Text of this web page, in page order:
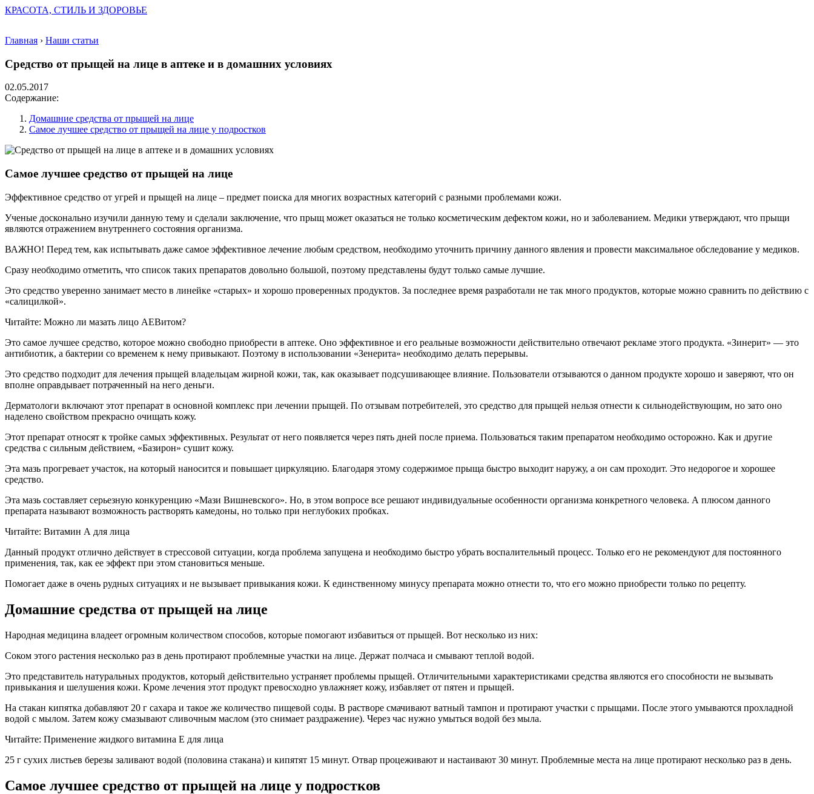
КРАСОТА, СТИЛЬ И ЗДОРОВЬЕ
Главная › Наши статьи
Средство от прыщей на лице в аптеке и в домашних условиях
02.05.2017
Содержание:
Домашние средства от прыщей на лице
Самое лучшее средство от прыщей на лице у подростков
Самое лучшее средство от прыщей на лице
Эффективное средство от угрей и прыщей на лице – предмет поиска для многих возрастных категорий с разными проблемами кожи.
Ученые досконально изучили данную тему и сделали заключение, что прыщ может оказаться не только косметическим дефектом кожи, но и заболеванием. Медики утверждают, что прыщи
являются отражением внутреннего состояния организма.
ВАЖНО! Перед тем, как испытывать даже самое эффективное лечение любым средством, необходимо уточнить причину данного явления и провести максимальное обследование у медиков.
Сразу необходимо отметить, что список таких препаратов довольно большой, поэтому представлены будут только самые лучшие.
Это средство уверенно занимает место в линейке «старых» и хорошо проверенных продуктов. За последнее время разработали не так много продуктов, которые можно сравнить по действию с
«салицилкой».
Читайте: Можно ли мазать лицо АЕВитом?
Это самое лучшее средство, которое можно свободно приобрести в аптеке. Оно эффективное и его реальные возможности действительно отвечают рекламе этого продукта. «Зинерит» — это
антибиотик, а бактерии со временем к нему привыкают. Поэтому в использовании «Зенерита» необходимо делать перерывы.
Это средство подходит для лечения прыщей владельцам жирной кожи, так, как оказывает подсушивающее влияние. Пользователи отзываются о данном продукте хорошо и заверяют, что он
вполне оправдывает потраченный на него деньги.
Дерматологи включают этот препарат в основной комплекс при лечении прыщей. По отзывам потребителей, это средство для прыщей нельзя отнести к сильнодействующим, но зато оно
наделено свойством прекрасно очищать кожу.
Этот препарат относят к тройке самых эффективных. Результат от него появляется через пять дней после приема. Пользоваться таким препаратом необходимо осторожно. Как и другие
средства с сильным действием, «Базирон» сушит кожу.
Эта мазь прогревает участок, на который наносится и повышает циркуляцию. Благодаря этому содержимое прыща быстро выходит наружу, а он сам проходит. Это недорогое и хорошее
средство.
Эта мазь составляет серьезную конкуренцию «Мази Вишневского». Но, в этом вопросе все решают индивидуальные особенности организма конкретного человека. А плюсом данного
препарата называют возможность растворять камедоны, но только при неглубоких пробках.
Читайте: Витамин А для лица
Данный продукт отлично действует в стрессовой ситуации, когда проблема запущена и необходимо быстро убрать воспалительный процесс. Только его не рекомендуют для постоянного
применения, так, как ее эффект при этом становиться меньше.
Помогает даже в очень рудных ситуациях и не вызывает привыкания кожи. К единственному минусу препарата можно отнести то, что его можно приобрести только по рецепту.
Домашние средства от прыщей на лице
Народная медицина владеет огромным количеством способов, которые помогают избавиться от прыщей. Вот несколько из них:
Соком этого растения несколько раз в день протирают проблемные участки на лице. Держат полчаса и смывают теплой водой.
Это представитель натуральных продуктов, который действительно устраняет проблемы прыщей. Отличительными характеристиками средства являются его способности не вызывать
привыкания и шелушения кожи. Кроме лечения этот продукт превосходно увлажняет кожу, избавляет от пятен и прыщей.
На стакан кипятка добавляют 20 г сахара и такое же количество пищевой соды. В растворе смачивают ватный тампон и протирают участки с прыщами. После этого умываются прохладной
водой с мылом. Затем кожу смазывают сливочным маслом (это снимает раздражение). Через час нужно умыться водой без мыла.
Читайте: Применение жидкого витамина Е для лица
25 г сухих листьев березы заливают водой (половина стакана) и кипятят 15 минут. Отвар процеживают и настаивают 30 минут. Проблемные места на лице протирают несколько раз в день.
Самое лучшее средство от прыщей на лице у подростков